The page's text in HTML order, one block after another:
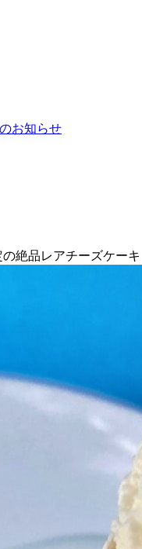
お知らせ
絶品レアチーズケーキ